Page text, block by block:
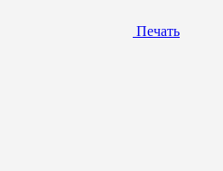
Печать